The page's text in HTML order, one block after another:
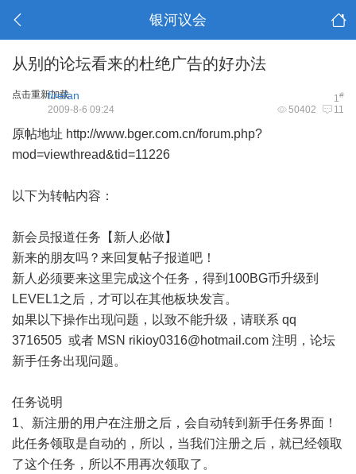
银河议会
从别的论坛看来的杜绝广告的好办法
点击重新加载 1#
firefan
50402 11
2009-8-6 09:24
原帖地址 http://www.bger.com.cn/forum.php?
mod=viewthread&tid=11226
以下为转帖内容：
新会员报道任务【新人必做】
新来的朋友吗？来回复帖子报道吧！
新人必须要来这里完成这个任务，得到100BG币升级到
LEVEL1之后，才可以在其他板块发言。
如果以下操作出现问题，以致不能升级，请联系 qq
3716505 或者 MSN rikioy0316@hotmail.com 注明，论坛
新手任务出现问题。
任务说明
1、新注册的用户在注册之后，会自动转到新手任务界面！
此任务领取是自动的，所以，当我们注册之后，就已经领取
了这个任务，所以不用再次领取了。